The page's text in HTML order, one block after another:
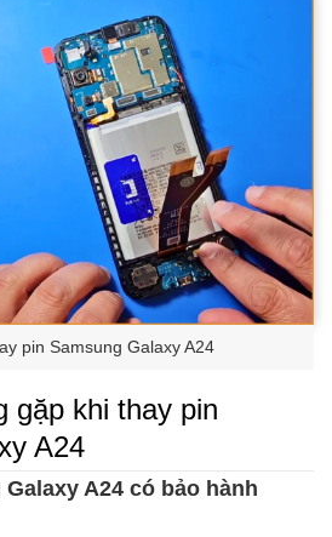
pin Samsung Galaxy A24
gặp khi thay pin
A24
A24 có bảo hành